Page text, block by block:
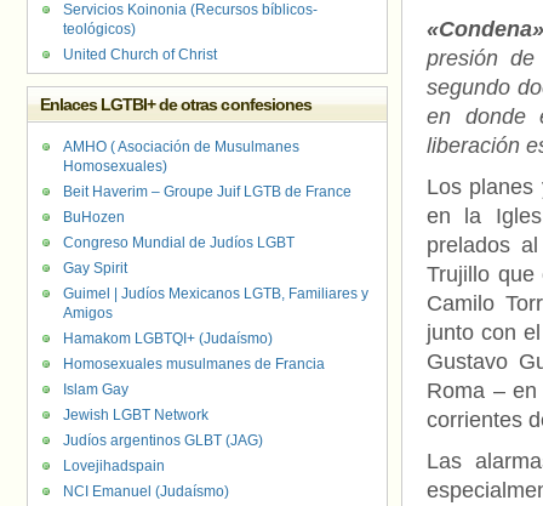
presión
segundo
en donde
liberación
Los
en la
prelados
Trujillo que
Camilo
junto con
Gustavo
Roma –
corrientes
Las
Servicios Koinonia (Recursos bíblicos-
teológicos)
United Church of Christ
Enlaces LGTBI+ de otras confesiones
AMHO ( Asociación de Musulmanes
Homosexuales)
Beit Haverim – Groupe Juif LGTB de France
BuHozen
Congreso Mundial de Judíos LGBT
Gay Spirit
Guimel | Judíos Mexicanos LGTB, Familiares y
Amigos
Hamakom LGBTQI+ (Judaísmo)
Homosexuales musulmanes de Francia
Islam Gay
Jewish LGBT Network
Judíos argentinos GLBT (JAG)
Lovejihadspain
NCI Emanuel (Judaísmo)